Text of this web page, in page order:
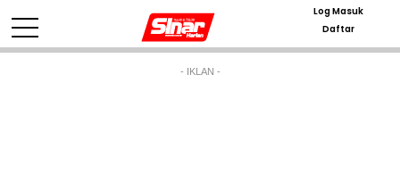
Log Masuk
Daftar
- IKLAN -